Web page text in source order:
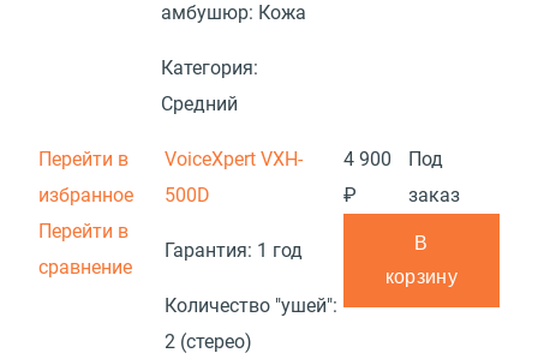
амбушюр: Кожа
Категория:
Средний
Перейти в
избранное
Перейти в
сравнение
VoiceXpert VXH-
500D
Гарантия: 1 год
Количество "ушей":
2 (стерео)
4 900
₽
Под
заказ
В
корзину